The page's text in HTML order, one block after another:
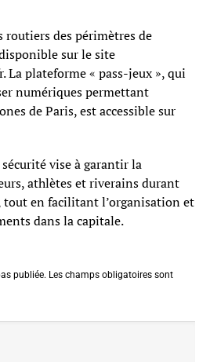
routiers des périmètres de
sur le site
La plateforme « pass-jeux », qui
numériques permettant
de Paris, est accessible sur
vise à garantir la
athlètes et riverains durant
tout en facilitant l’organisation et
dans la capitale.
publiée. Les champs obligatoires sont